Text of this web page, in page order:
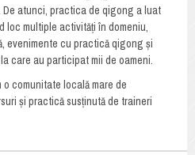
De atunci, practica de qigong a luat
loc multiple activități în domeniu,
evenimente cu practică qigong și
care au participat mii de oameni.
comunitate locală mare de
și practică susținută de traineri